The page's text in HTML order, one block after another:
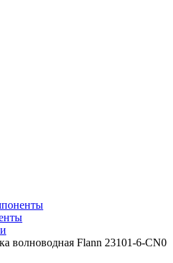
волноводная Flann 23101-6-CN0